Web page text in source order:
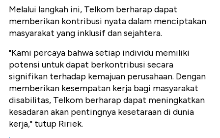
Melalui langkah ini, Telkom berharap dapat
memberikan kontribusi nyata dalam menciptakan
masyarakat yang inklusif dan sejahtera.
"Kami percaya bahwa setiap individu memiliki
potensi untuk dapat berkontribusi secara
signifikan terhadap kemajuan perusahaan. Dengan
memberikan kesempatan kerja bagi masyarakat
disabilitas, Telkom berharap dapat meningkatkan
kesadaran akan pentingnya kesetaraan di dunia
kerja," tutup Ririek.